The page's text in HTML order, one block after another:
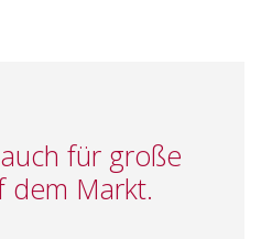
für große
dem Markt.